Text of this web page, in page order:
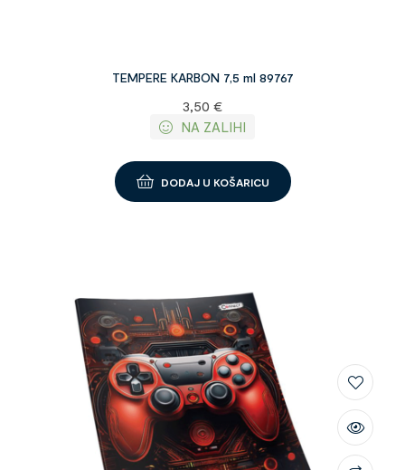
TEMPERE KARBON 7,5 ml 89767
3,50 €
NA ZALIHI
DODAJ U KOŠARICU